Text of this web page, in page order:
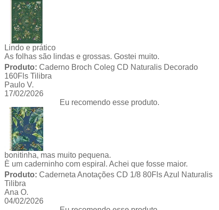
Lindo e prático
As folhas são lindas e grossas. Gostei muito.
Produto: Caderno Broch Coleg CD Naturalis Decorado
160Fls Tilibra
Paulo V.
17/02/2026
Eu recomendo esse produto.
bonitinha, mas muito pequena.
È um caderninho com espiral. Achei que fosse maior.
Produto: Caderneta Anotações CD 1/8 80Fls Azul Naturalis
Tilibra
Ana O.
04/02/2026